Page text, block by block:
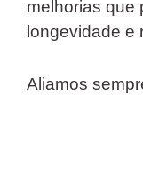
melhorias que
longevidade e
Aliamos